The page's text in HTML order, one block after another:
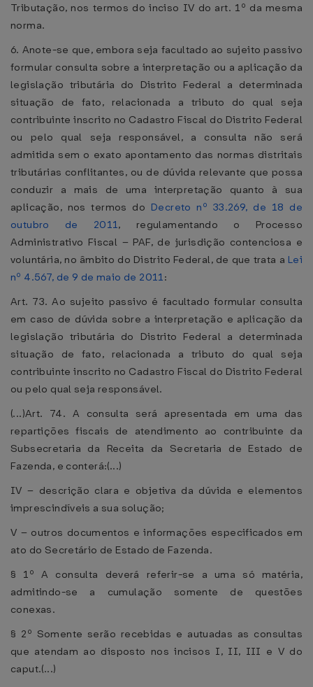
Tributação, nos termos do inciso IV do art. 1º da mesma
norma.
6. Anote-se que, embora seja facultado ao sujeito passivo
formular consulta sobre a interpretação ou a aplicação da
legislação tributária do Distrito Federal a determinada
situação de fato, relacionada a tributo do qual seja
contribuinte inscrito no Cadastro Fiscal do Distrito Federal
ou pelo qual seja responsável, a consulta não será
admitida sem o exato apontamento das normas distritais
tributárias conflitantes, ou de dúvida relevante que possa
conduzir a mais de uma interpretação quanto à sua
aplicação, nos termos do Decreto nº 33.269, de 18 de
outubro de 2011, regulamentando o Processo
Administrativo Fiscal – PAF, de jurisdição contenciosa e
voluntária, no âmbito do Distrito Federal, de que trata a Lei
nº 4.567, de 9 de maio de 2011:
Art. 73. Ao sujeito passivo é facultado formular consulta
em caso de dúvida sobre a interpretação e aplicação da
legislação tributária do Distrito Federal a determinada
situação de fato, relacionada a tributo do qual seja
contribuinte inscrito no Cadastro Fiscal do Distrito Federal
ou pelo qual seja responsável.
(...)Art. 74. A consulta será apresentada em uma das
repartições fiscais de atendimento ao contribuinte da
Subsecretaria da Receita da Secretaria de Estado de
Fazenda, e conterá:(...)
IV – descrição clara e objetiva da dúvida e elementos
imprescindíveis a sua solução;
V – outros documentos e informações especificados em
ato do Secretário de Estado de Fazenda.
§ 1º A consulta deverá referir-se a uma só matéria,
admitindo-se a cumulação somente de questões
conexas.
§ 2º Somente serão recebidas e autuadas as consultas
que atendam ao disposto nos incisos I, II, III e V do
caput.(...)